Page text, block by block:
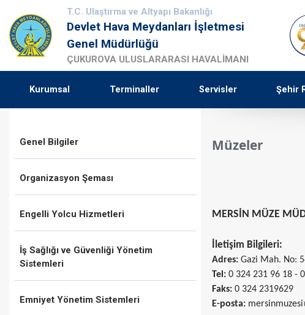
T.C. Ulaştırma ve Altyapı Bakanlığı
Devlet Hava Meydanları İşletmesi
Genel Müdürlüğü
ÇUKUROVA ULUSLARARASI HAVALİMANI
Kurumsal Terminaller Servisler Şehir
Genel Bilgiler
Organizasyon Şeması
Engelli Yolcu Hizmetleri
İş Sağlığı ve Güvenliği Yönetim
Sistemleri
Emniyet Yönetim Sistemleri
Müzeler
MERSİN MÜZE
İletişim Bilgileri:
Adres: Gazi Mah. No:
Tel: 0 324 231 96 18 -
Faks: 0 324 2319629
E-posta: